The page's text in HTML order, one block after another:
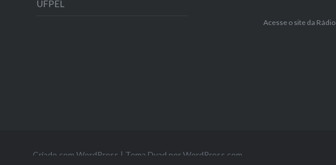
UFPEL
Acesse o site da Rádio
Criado com WordPress | Tema Dyad porWordPress.com